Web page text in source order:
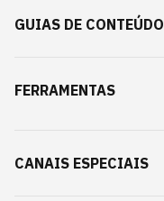
GUIAS DE CONTEÚDO
FERRAMENTAS
CANAIS ESPECIAIS